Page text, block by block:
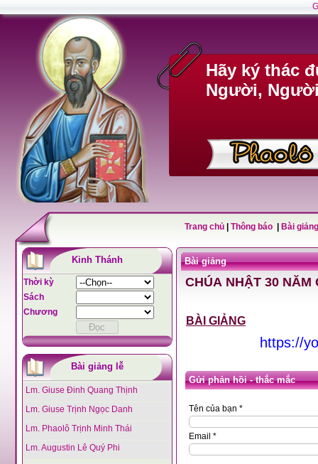
Hãy ký thác
Người,
Trang chủ Thông báo Bài
Kinh Thánh
Thời kỳ
Sách
Chương
Bài giảng lễ
Lm. Giuse Đinh Quang Thịnh
Lm. Giuse Trịnh Ngọc Danh
Lm. Phaolô Trịnh Minh Thái
Lm. Augustin Lê Quý Phi
Bài giảng
CHÚA NHẬT 30 NĂM
BÀI GIẢNG
https://
Gửi phản hồi - thắc mắc
Tên của bạn *
Email *